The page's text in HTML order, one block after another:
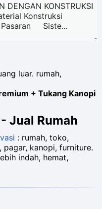
DENGAN KONSTRUKSI
Konstruksi
Pasaran Siste...
-
luar. rumah,
+ Tukang Kanopi
Jual Rumah
: rumah, toko,
pagar, kanopi, furniture.
indah, hemat,